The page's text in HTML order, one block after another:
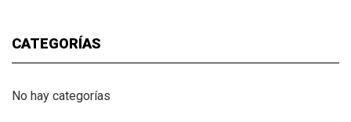
CATEGORÍAS
No hay categorías